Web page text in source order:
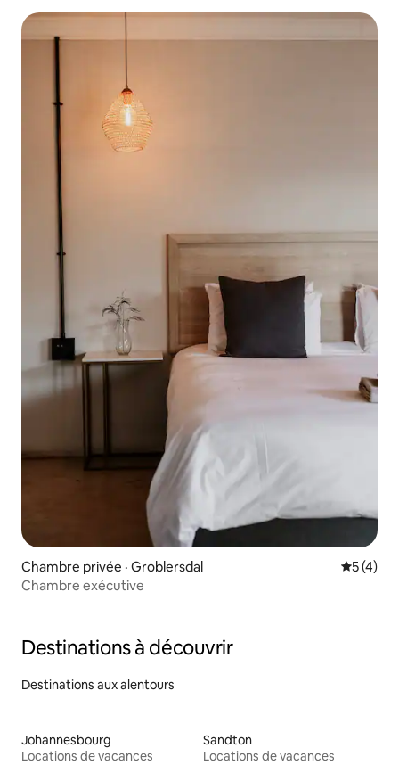
Chambre privée · Groblersdal Note
5 (4)
Chambre exécutive
Destinations à découvrir
Destinations aux alentours
Johannesbourg
Locations de vacances
Sandton
Locations de vacances